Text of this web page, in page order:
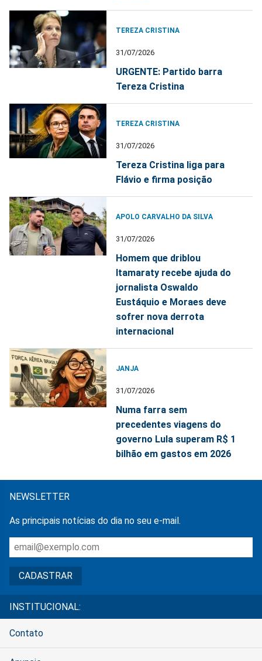
TEREZA CRISTINA
31/07/2026
URGENTE: Partido barra
Tereza Cristina
TEREZA CRISTINA
31/07/2026
Tereza Cristina liga para
Flávio e firma posição
APOLO CARVALHO DA SILVA
31/07/2026
Homem que driblou
Itamaraty recebe ajuda do
jornalista Oswaldo
Eustáquio e Moraes deve
sofrer nova derrota
internacional
JANJA
31/07/2026
Numa farra sem
precedentes viagens do
governo Lula superam R$ 1
bilhão em gastos em 2026
NEWSLETTER
As principais notícias do dia no seu e-mail.
INSTITUCIONAL:
Contato